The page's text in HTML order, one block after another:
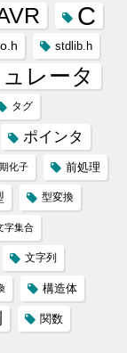
C
stdlib.h
レータ
タグ
ポインタ
化子 前処理
型変換
字集合
文字列
構造体
関数